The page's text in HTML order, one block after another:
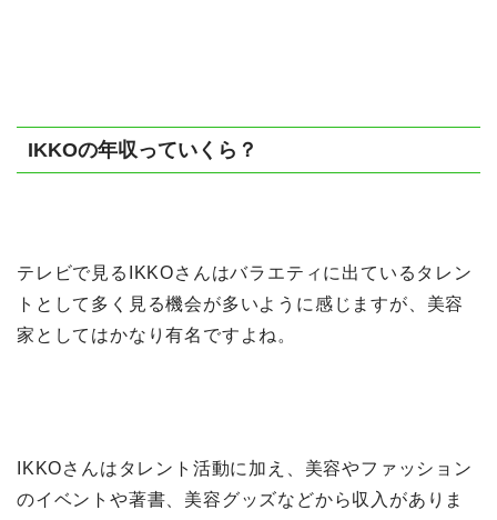
IKKOの年収っていくら？
テレビで見るIKKOさんはバラエティに出ているタレン
トとして多く見る機会が多いように感じますが、美容
家としてはかなり有名ですよね。
IKKOさんはタレント活動に加え、美容やファッション
のイベントや著書、美容グッズなどから収入がありま